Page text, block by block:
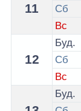
11
Сб
Вс
12
Буд.
Сб
Вс
Буд.